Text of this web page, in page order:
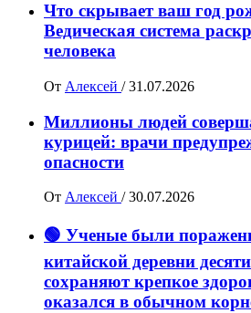
Что скрывает ваш год
Ведическая система
человека
От Алексей / 31.07.2026
Миллионы людей
курицей: врачи
опасности
От Алексей / 30.07.2026
🟢 Ученые были
китайской деревни
сохраняют крепкое
оказался в обычном